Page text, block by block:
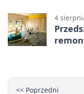
4
<< Poprzedni